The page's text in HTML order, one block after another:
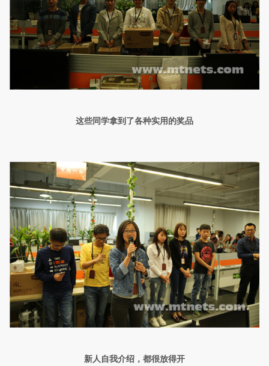
这些同学拿到了各种实用的奖品
新人自我介绍，都很放得开